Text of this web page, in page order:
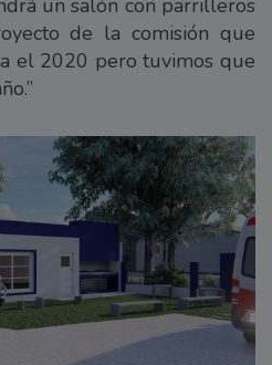
un salón con parrilleros
de la comisión que
el 2020 pero tuvimos que